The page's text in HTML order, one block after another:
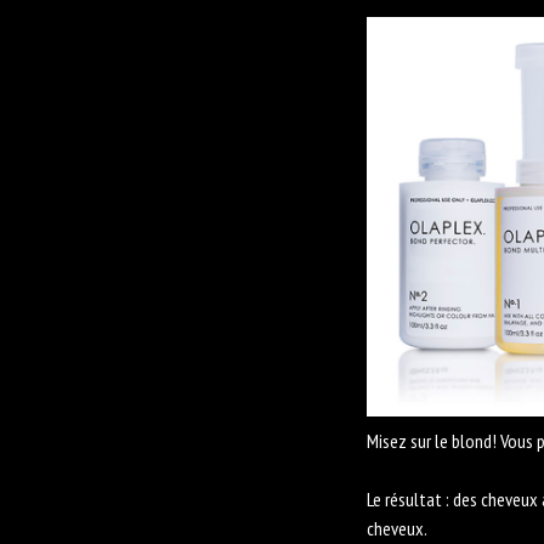
Misez sur le blond! Vous
Le résultat : des
cheveux.